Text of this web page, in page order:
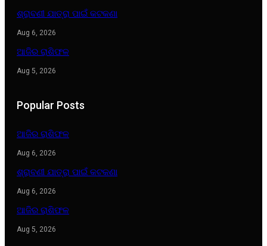
ଶ୍ରାବଣୀ ଯାତ୍ରା ପାଇଁ କଟକଣା
Aug 6, 2026
ଆଜିର ରାଶିଫଳ
Aug 5, 2026
Popular Posts
ଆଜିର ରାଶିଫଳ
Aug 6, 2026
ଶ୍ରାବଣୀ ଯାତ୍ରା ପାଇଁ କଟକଣା
Aug 6, 2026
ଆଜିର ରାଶିଫଳ
Aug 5, 2026